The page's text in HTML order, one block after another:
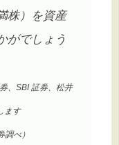
株）を資産
がでしょう
、SBI 証券、松井
ます
べ）